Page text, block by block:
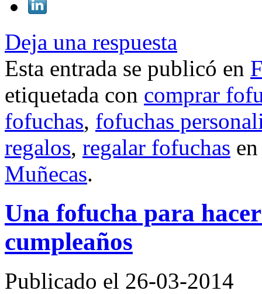
Deja una respuesta
Esta entrada se publicó en
etiquetada con comprar
fofuchas, fofuchas
regalos, regalar fofuchas
Muñecas.
Una fofucha para
cumpleaños
Publicado el 26-03-2014